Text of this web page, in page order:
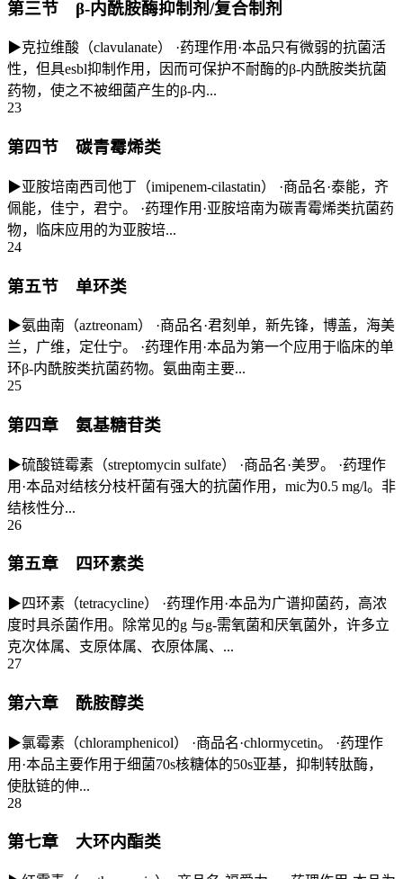
第三节 β-内酰胺酶抑制剂/复合制剂
▶克拉维酸（clavulanate） ·药理作用·本品只有微弱的抗菌活
性，但具esbl抑制作用，因而可保护不耐酶的β-内酰胺类抗菌
药物，使之不被细菌产生的β-内...
23
第四节 碳青霉烯类
▶亚胺培南西司他丁（imipenem-cilastatin） ·商品名·泰能，齐
佩能，佳宁，君宁。 ·药理作用·亚胺培南为碳青霉烯类抗菌药
物，临床应用的为亚胺培...
24
第五节 单环类
▶氨曲南（aztreonam） ·商品名·君刻单，新先锋，博盖，海美
兰，广维，定仕宁。 ·药理作用·本品为第一个应用于临床的单
环β-内酰胺类抗菌药物。氨曲南主要...
25
第四章 氨基糖苷类
▶硫酸链霉素（streptomycin sulfate） ·商品名·美罗。 ·药理作
用·本品对结核分枝杆菌有强大的抗菌作用，mic为0.5 mg/l。非
结核性分...
26
第五章 四环素类
▶四环素（tetracycline） ·药理作用·本品为广谱抑菌药，高浓
度时具杀菌作用。除常见的g 与g-需氧菌和厌氧菌外，许多立
克次体属、支原体属、衣原体属、...
27
第六章 酰胺醇类
▶氯霉素（chloramphenicol） ·商品名·chlormycetin。 ·药理作
用·本品主要作用于细菌70s核糖体的50s亚基，抑制转肽酶，
使肽链的伸...
28
第七章 大环内酯类